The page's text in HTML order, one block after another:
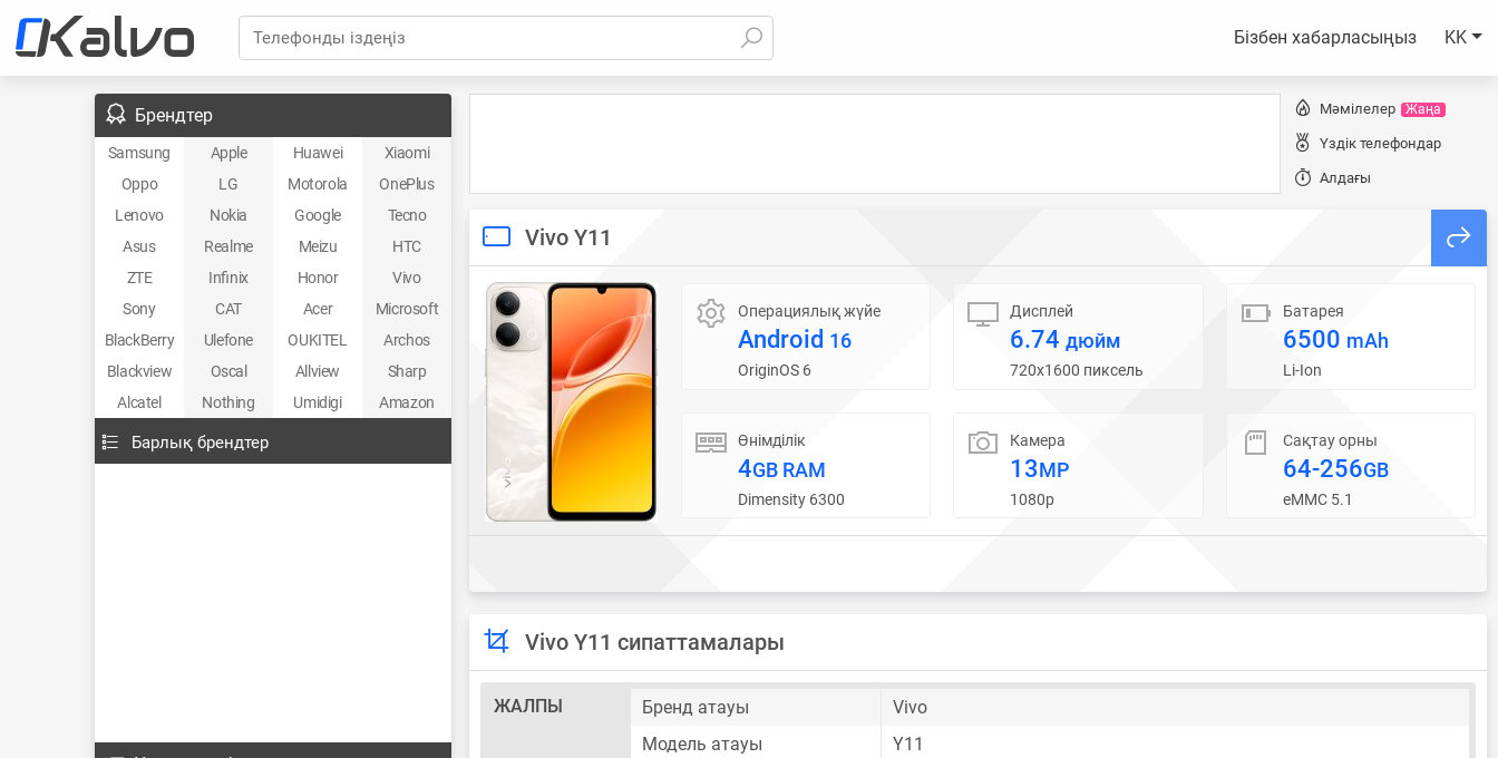
Бізбен хабарласыңыз KK
Телефонды іздеңіз
Мәмілелер Жаңа
Үздік телефондар
Алдағы
Vivo Y11
Операциялық жүйе
Android 16
OriginOS 6
Дисплей
6.74дюйм
720x1600 пиксель
Батарея
6500 mAh
Li-Ion
Өнімділік
4GB RAM
Dimensity 6300
Камера
13MP
1080p
Сақтау орны
64-256GB
eMMC 5.1
Vivo Y11 сипаттамалары
ЖАЛПЫ Бренд атауы
Vivo
Модель атауы
Y11
Брендтер
Samsung Apple Huawei
Xiaomi
Oppo
LG Motorola
OnePlus
Lenovo
Nokia Google
Tecno
Asus
Realme Meizu
HTC
ZTE
Infinix Honor
Vivo
Sony
CAT Acer
Microsoft
BlackBerry
Ulefone OUKITEL
Archos
Blackview
Oscal Allview
Sharp
Alcatel
Nothing Umidigi Amazon
Барлық брендтер